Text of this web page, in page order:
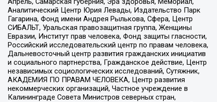
Аналитический Центр Юрия Левады, Издательство Парк
Гагарина, Фонд имени Андрея Рылькова, Сфера, Центр
СИБАЛЬТ, Уральская правозащитная группа, Женщины
Евразии, Институт прав человека, Фонд защиты гласности,
Российский исследовательский центр по правам человека,
Дальневосточный центр развития гражданских инициатив
и социального партнерства, Гражданское действие, Центр
независимых социологических исследований, Сутяжник,
АКАДЕМИЯ ПО ПРАВАМ ЧЕЛОВЕКА, Центр развития
некоммерческих организаций, Частное учреждение в
Калининграде Совета Министров северных стран,